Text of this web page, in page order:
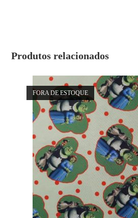
Produtos relacionados
FORA DE ESTOQUE